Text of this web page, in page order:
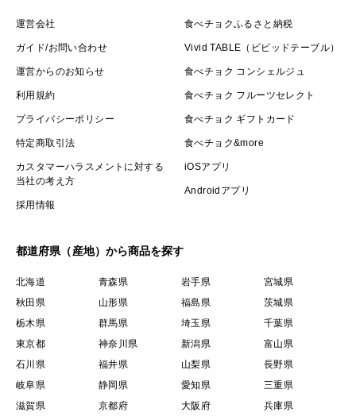
運営会社
ガイド/お問い合わせ
運営からのお知らせ
利用規約
プライバシーポリシー
特定商取引法
カスタマーハラスメントに対する
当社の考え方
採用情報
食べチョクふるさと納税
Vivid TABLE（ビビッドテーブル）
食べチョク コンシェルジュ
食べチョク フルーツセレクト
食べチョク ギフトカード
食べチョク&more
iOSアプリ
Androidアプリ
都道府県（産地）から商品を探す
北海道 青森県 岩手県
宮城県
秋田県
山形県 福島県
茨城県
栃木県
群馬県 埼玉県
千葉県
東京都
神奈川県 新潟県
富山県
石川県
福井県 山梨県
長野県
岐阜県
静岡県 愛知県
三重県
滋賀県
京都府 大阪府 兵庫県